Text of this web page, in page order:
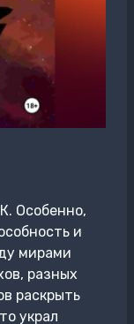
Особенно,
и
мирами
разных
раскрыть
украл